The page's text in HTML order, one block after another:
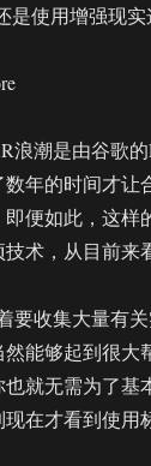
使用增强现实
潮是由谷歌
年的时间才让
便如此，这
术，从目前来
收集大量有
然能够起到很
就无需为了
在才看到使